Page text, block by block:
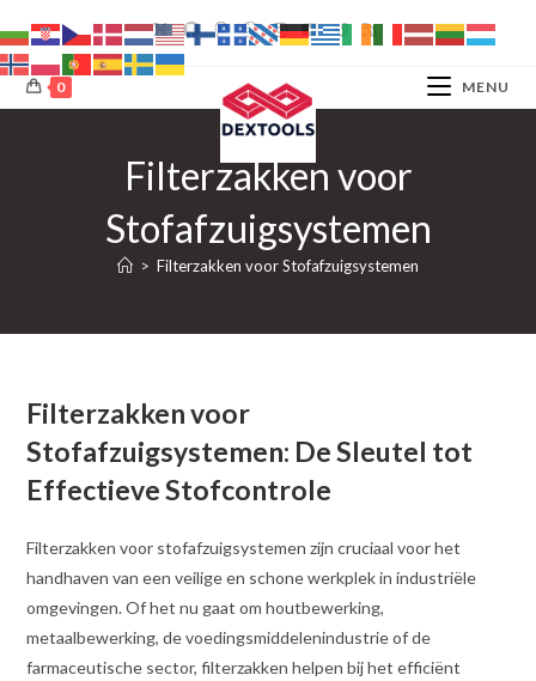
naar
inhoud
0 MENU
Filterzakken voor
Stofafzuigsystemen
> Filterzakken voor Stofafzuigsystemen
Filterzakken voor
Stofafzuigsystemen: De Sleutel tot
Effectieve Stofcontrole
Filterzakken voor stofafzuigsystemen zijn cruciaal voor het
handhaven van een veilige en schone werkplek in industriële
omgevingen. Of het nu gaat om houtbewerking,
metaalbewerking, de voedingsmiddelenindustrie of de
farmaceutische sector, filterzakken helpen bij het efficiënt